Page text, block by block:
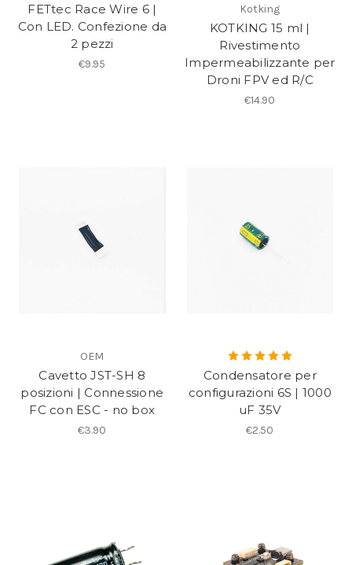
FETtec Race Wire 6 |
Con LED. Confezione da
2 pezzi
€9.95
Kotking
KOTKING 15 ml |
Rivestimento
Impermeabilizzante per
Droni FPV ed R/C
€14.90
OEM
Cavetto JST-SH 8
posizioni | Connessione
FC con ESC - no box
€3.90
Condensatore per
configurazioni 6S | 1000
uF 35V
€2.50